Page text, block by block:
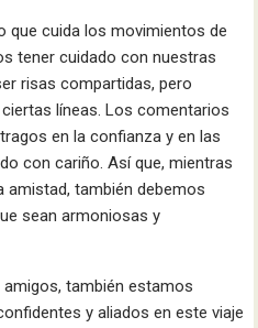
que cuida los movimientos de
tener cuidado con nuestras
risas compartidas, pero
líneas. Los comentarios
en la confianza y en las
con cariño. Así que, mientras
también debemos
sean armoniosas y
amigos, también estamos
y aliados en este viaje